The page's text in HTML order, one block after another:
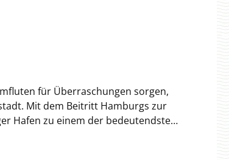
für Überraschungen sorgen,
zur
Hafen zu einem der bedeutendsten